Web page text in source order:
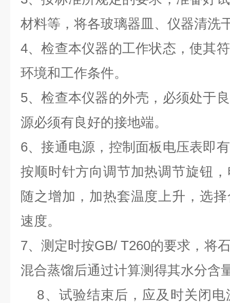
材料等，将各玻璃器皿、仪器清洗
4、检查本仪器的工作状态，使其
环境和工作条件。
5、检查本仪器的外壳，必须处于
源必须有良好的接地端。
6、接通电源，控制面板电压表即
按顺时针方向调节加热调节旋钮
随之增加，加热套温度上升，选
速度。
7、测定时按GB/ T260的要求，将
混合蒸馏后通过计算测得其水分含
8、试验结束后，应及时关闭